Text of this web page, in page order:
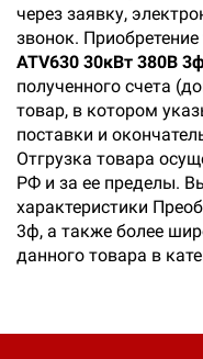
через заявку,
звонок. Приобретение
ATV630 30кВт 380В
полученного счета
товар, в котором
поставки и
Отгрузка товара
РФ и за ее пределы.
характеристики
3ф, а также более
данного товара в